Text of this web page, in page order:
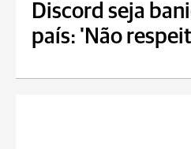
Discord seja
país: 'Não